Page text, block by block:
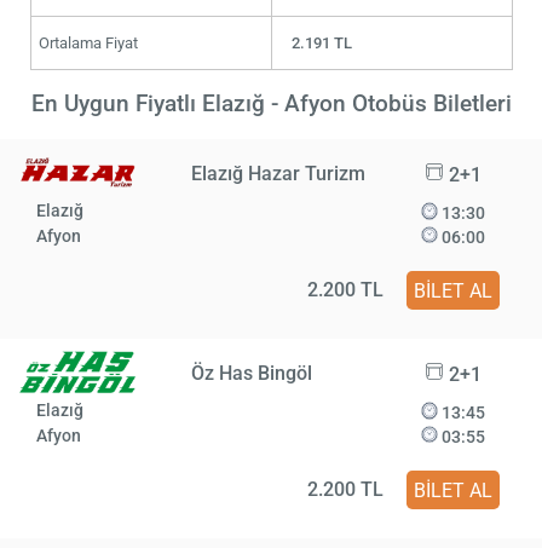
Ortalama Fiyat 2.191 TL
En Uygun Fiyatlı Elazığ - Afyon Otobüs Biletleri
Elazığ Hazar Turizm 2+1
Elazığ
Afyon
13:30
06:00
2.200 TL BİLET AL
Öz Has Bingöl 2+1
Elazığ
Afyon
13:45
03:55
2.200 TL BİLET AL